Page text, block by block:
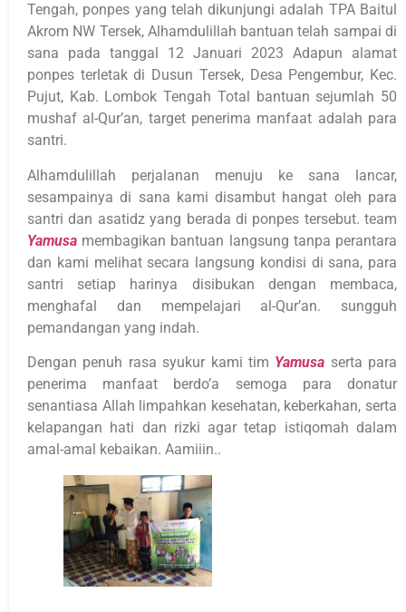
Tengah, ponpes yang telah dikunjungi adalah TPA Baitul
Akrom NW Tersek, Alhamdulillah bantuan telah sampai di
sana pada tanggal 12 Januari 2023 Adapun alamat
ponpes terletak di Dusun Tersek, Desa Pengembur, Kec.
Pujut, Kab. Lombok Tengah Total bantuan sejumlah 50
mushaf al-Qur’an, target penerima manfaat adalah para
santri.
Alhamdulillah perjalanan menuju ke sana lancar,
sesampainya di sana kami disambut hangat oleh para
santri dan asatidz yang berada di ponpes tersebut. team
Yamusa membagikan bantuan langsung tanpa perantara
dan kami melihat secara langsung kondisi di sana, para
santri setiap harinya disibukan dengan membaca,
menghafal dan mempelajari al-Qur’an. sungguh
pemandangan yang indah.
Dengan penuh rasa syukur kami tim Yamusa serta para
penerima manfaat berdo’a semoga para donatur
senantiasa Allah limpahkan kesehatan, keberkahan, serta
kelapangan hati dan rizki agar tetap istiqomah dalam
amal-amal kebaikan. Aamiiin..